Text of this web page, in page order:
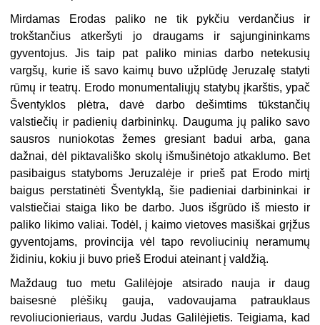
Mirdamas Erodas paliko ne tik pykčiu verdančius ir
trokštančius atkeršyti jo draugams ir sąjungininkams
gyventojus. Jis taip pat paliko minias darbo netekusių
vargšų, kurie iš savo kaimų buvo užplūdę Jeruzalę statyti
rūmų ir teatrų. Erodo monumentaliųjų statybų įkarštis, ypač
Šventyklos plėtra, davė darbo dešimtims tūkstančių
valstiečių ir padienių darbininkų. Dauguma jų paliko savo
sausros nuniokotas žemes gresiant badui arba, gana
dažnai, dėl piktavališko skolų išmušinėtojo atkaklumo. Bet
pasibaigus statyboms Jeruzalėje ir prieš pat Erodo mirtį
baigus perstatinėti Šventyklą, šie padieniai darbininkai ir
valstiečiai staiga liko be darbo. Juos išgrūdo iš miesto ir
paliko likimo valiai. Todėl, į kaimo vietoves masiškai grįžus
gyventojams, provincija vėl tapo revoliucinių neramumų
židiniu, kokiu ji buvo prieš Erodui ateinant į valdžią.
Maždaug tuo metu Galilėjoje atsirado nauja ir daug
baisesnė plėšikų gauja, vadovaujama patrauklaus
revoliucionieriaus, vardu Judas Galilėjietis. Teigiama, kad